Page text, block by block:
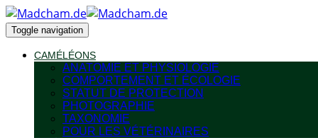
Toggle navigation
CAMÉLÉONS
ANATOMIE ET PHYSIOLOGIE
COMPORTEMENT ET ÉCOLOGIE
STATUT DE PROTECTION
PHOTOGRAPHIE
TAXONOMIE
POUR LES VÉTÉRINAIRES